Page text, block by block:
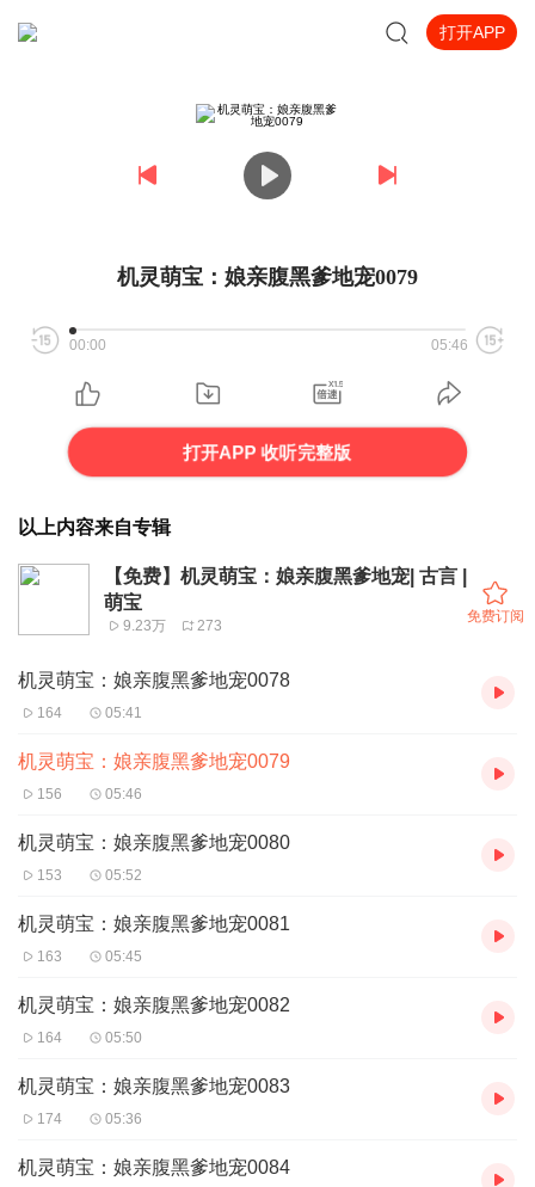
打开APP
机灵萌宝：娘亲腹黑爹地宠0079
00:00 05:46
打开APP 收听完整版
以上内容来自专辑
【免费】机灵萌宝：娘亲腹黑爹地宠| 古言 |
萌宝
9.23万 273
免费订阅
机灵萌宝：娘亲腹黑爹地宠0078
164 05:41
机灵萌宝：娘亲腹黑爹地宠0079
156 05:46
机灵萌宝：娘亲腹黑爹地宠0080
153 05:52
机灵萌宝：娘亲腹黑爹地宠0081
163 05:45
机灵萌宝：娘亲腹黑爹地宠0082
164 05:50
机灵萌宝：娘亲腹黑爹地宠0083
174 05:36
机灵萌宝：娘亲腹黑爹地宠0084